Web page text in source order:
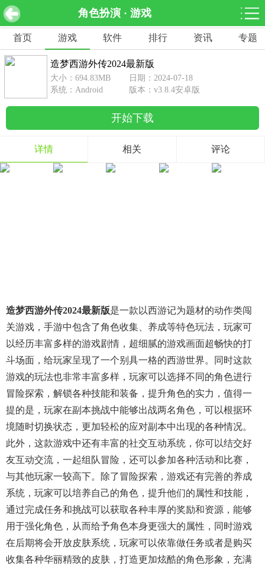
角色扮演 · 游戏
网游分类 软件分类
休闲益智
462款游戏
赛车竞速
122款游戏
1642款游戏
动作射击
351款游戏
69款游戏
经营养成
冒险解谜
首页 游戏 软件 排行 资讯 专题
造梦西游外传2024最新版 v3.8.4安卓版 下载
造梦西游外传2024最新版
大小：694.83MB
日期：2024-07-18
系统：Android
版本：v3.8.4安卓版
开始下载
详情 相关 评论
造梦西游外传2024最新版是一款以西游记为题材的动作类闯
关游戏，手游中包含了角色收集、养成等特色玩法，玩家可
以经历丰富多样的游戏剧情，超细腻的游戏画面超畅快的打
斗场面，给玩家呈现了一个别具一格的西游世界。同时这款
游戏的玩法也非常丰富多样，玩家可以选择不同的角色进行
冒险探索，解锁各种技能和装备，提升角色的实力，值得一
提的是，玩家在副本挑战中能够出战两名角色，可以根据环
境随时切换状态，更加轻松的应对副本中出现的各种情况。
此外，这款游戏中还有丰富的社交互动系统，你可以结交好
友互动交流，一起组队冒险，还可以参加各种活动和比赛，
与其他玩家一较高下。除了冒险探索，游戏还有完善的养成
系统，玩家可以培养自己的角色，提升他们的属性和技能，
通过完成任务和挑战可以获取各种丰厚的奖励和资源，能够
用于强化角色，从而给予角色本身更强大的属性，同时游戏
在后期将会开放皮肤系统，玩家可以依靠做任务或者是购买
收集各种华丽精致的皮肤，打造更加炫酷的角色形象，充满